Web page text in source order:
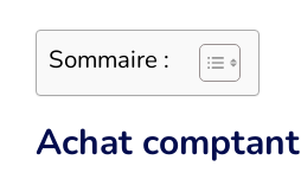
Sommaire :
Achat comptant